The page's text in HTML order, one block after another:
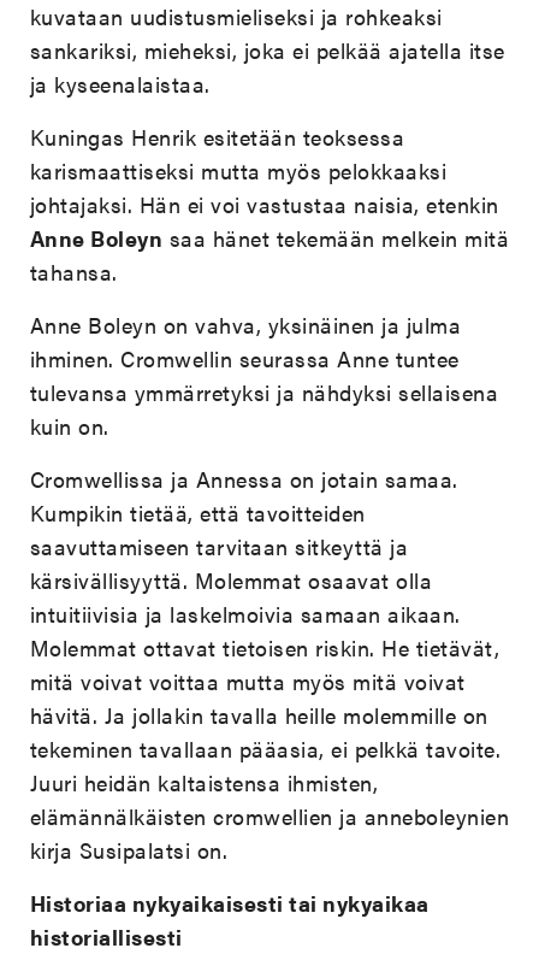
kuvataan uudistusmieliseksi ja rohkeaksi
sankariksi, mieheksi, joka ei pelkää ajatella itse
ja kyseenalaistaa.
Kuningas Henrik esitetään teoksessa
karismaattiseksi mutta myös pelokkaaksi
johtajaksi. Hän ei voi vastustaa naisia, etenkin
Anne Boleyn saa hänet tekemään melkein mitä
tahansa.
Anne Boleyn on vahva, yksinäinen ja julma
ihminen. Cromwellin seurassa Anne tuntee
tulevansa ymmärretyksi ja nähdyksi sellaisena
kuin on.
Cromwellissa ja Annessa on jotain samaa.
Kumpikin tietää, että tavoitteiden
saavuttamiseen tarvitaan sitkeyttä ja
kärsivällisyyttä. Molemmat osaavat olla
intuitiivisia ja laskelmoivia samaan aikaan.
Molemmat ottavat tietoisen riskin. He tietävät,
mitä voivat voittaa mutta myös mitä voivat
hävitä. Ja jollakin tavalla heille molemmille on
tekeminen tavallaan pääasia, ei pelkkä tavoite.
Juuri heidän kaltaistensa ihmisten,
elämännälkäisten cromwellien ja anneboleynien
kirja Susipalatsi on.
Historiaa nykyaikaisesti tai nykyaikaa
historiallisesti